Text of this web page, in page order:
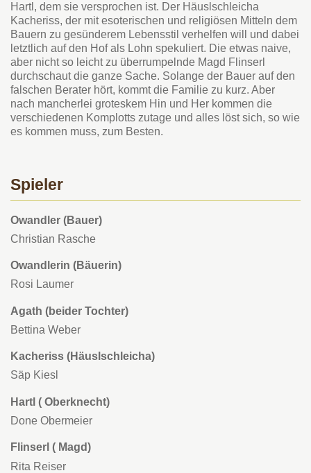
Hartl, dem sie versprochen ist. Der Häuslschleicha
Kacheriss, der mit esoterischen und religiösen Mitteln dem
Bauern zu gesünderem Lebensstil verhelfen will und dabei
letztlich auf den Hof als Lohn spekuliert. Die etwas naive,
aber nicht so leicht zu überrumpelnde Magd Flinserl
durchschaut die ganze Sache. Solange der Bauer auf den
falschen Berater hört, kommt die Familie zu kurz. Aber
nach mancherlei groteskem Hin und Her kommen die
verschiedenen Komplotts zutage und alles löst sich, so wie
es kommen muss, zum Besten.
Spieler
Owandler (Bauer)
Christian Rasche
Owandlerin (Bäuerin)
Rosi Laumer
Agath (beider Tochter)
Bettina Weber
Kacheriss (Häuslschleicha)
Säp Kiesl
Hartl ( Oberknecht)
Done Obermeier
Flinserl ( Magd)
Rita Reiser